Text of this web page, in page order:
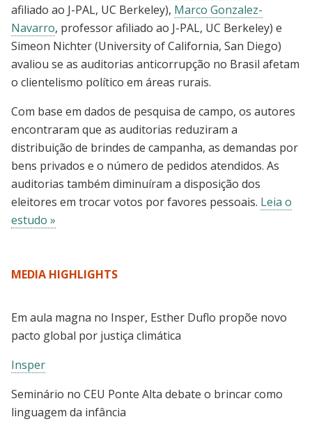
afiliado ao J-PAL, UC Berkeley), Marco Gonzalez-
Navarro, professor afiliado ao J-PAL, UC Berkeley) e
Simeon Nichter (University of California, San Diego)
avaliou se as auditorias anticorrupção no Brasil afetam
o clientelismo político em áreas rurais.
Com base em dados de pesquisa de campo, os autores
encontraram que as auditorias reduziram a
distribuição de brindes de campanha, as demandas por
bens privados e o número de pedidos atendidos. As
auditorias também diminuíram a disposição dos
eleitores em trocar votos por favores pessoais. Leia o
estudo »
MEDIA HIGHLIGHTS
Em aula magna no Insper, Esther Duflo propõe novo
pacto global por justiça climática
Insper
Seminário no CEU Ponte Alta debate o brincar como
linguagem da infância